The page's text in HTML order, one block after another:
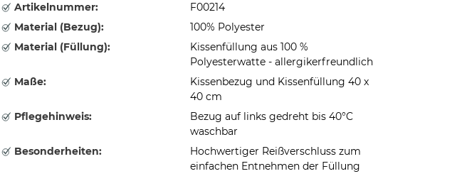
Artikelnummer:
F00214
Material (Bezug):
100% Polyester
Material (Füllung):
Kissenfüllung aus 100 %
Polyesterwatte - allergikerfreundlich
Maße:
Kissenbezug und Kissenfüllung 40 x
40 cm
Pflegehinweis:
Bezug auf links gedreht bis 40°C
waschbar
Besonderheiten:
Hochwertiger Reißverschluss zum
einfachen Entnehmen der Füllung